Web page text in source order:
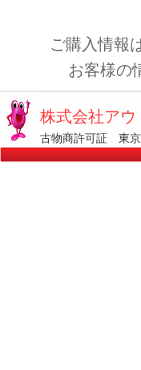
ご購入情報
お客様の
株式会社ア
古物商許可証 東